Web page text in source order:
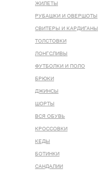
ЖИЛЕТЫ
РУБАШКИ И ОВЕРШОТЫ
СВИТЕРЫ И КАРДИГАНЫ
ТОЛСТОВКИ
ЛОНГСЛИВЫ
ФУТБОЛКИ И ПОЛО
БРЮКИ
ДЖИНСЫ
ШОРТЫ
ВСЯ ОБУВЬ
КРОССОВКИ
КЕДЫ
БОТИНКИ
САНДАЛИИ